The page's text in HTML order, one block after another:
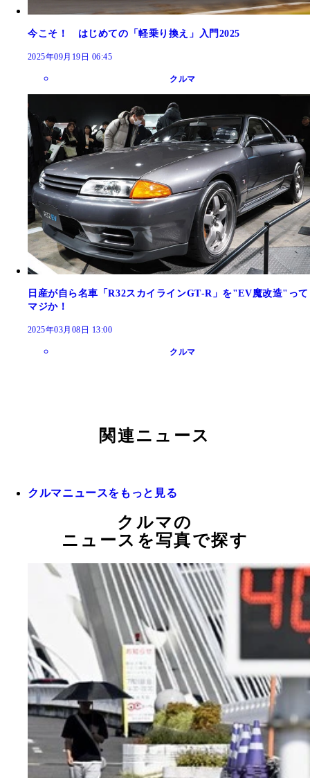
今こそ！ はじめての「軽乗り換え」入門2025
2025年09月19日 06:45
クルマ
日産が自ら名車「R32スカイラインGT‐R」を"EV魔改造"って
マジか！
2025年03月08日 13:00
クルマ
関連ニュース
クルマニュースをもっと見る
クルマの
ニュースを写真で探す